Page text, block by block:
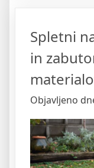
za
Spletni
in
Objavljeno